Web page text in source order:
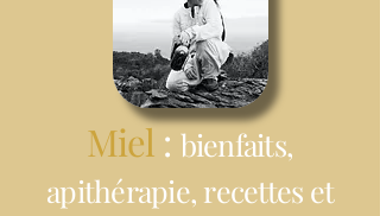
Miel : bienfaits,
apithérapie, recettes et